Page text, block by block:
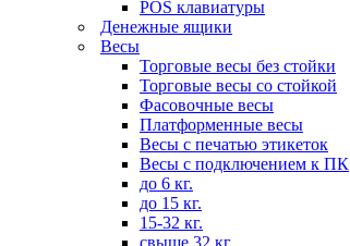
POS клавиатуры
Денежные ящики
Весы
Торговые весы без стойки
Торговые весы со стойкой
Фасовочные весы
Платформенные весы
Весы с печатью этикеток
Весы с подключением к ПК
до 6 кг.
до 15 кг.
15-32 кг.
свыше 32 кг.